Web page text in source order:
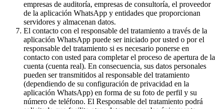
empresas de auditoría, empresas de consultoría, el proveedor
de la aplicación WhatsApp y entidades que proporcionan
servidores y almacenan datos.
El contacto con el responsable del tratamiento a través de la
aplicación WhatsApp puede ser iniciado por usted o por el
responsable del tratamiento si es necesario ponerse en
contacto con usted para completar el proceso de apertura de la
cuenta (cuenta real). En consecuencia, sus datos personales
pueden ser transmitidos al responsable del tratamiento
(dependiendo de su configuración de privacidad en la
aplicación WhatsApp) en forma de su foto de perfil y su
número de teléfono. El Responsable del tratamiento podrá